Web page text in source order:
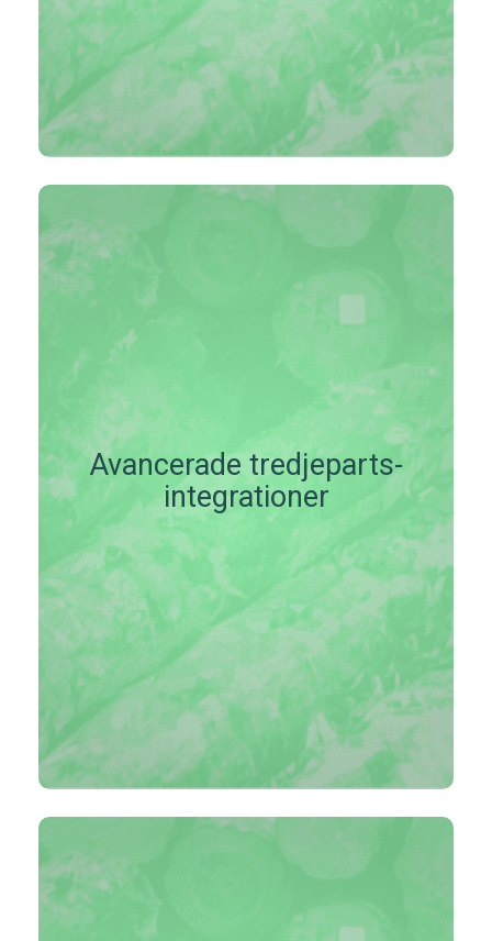
Avancerade tredjeparts-
integrationer